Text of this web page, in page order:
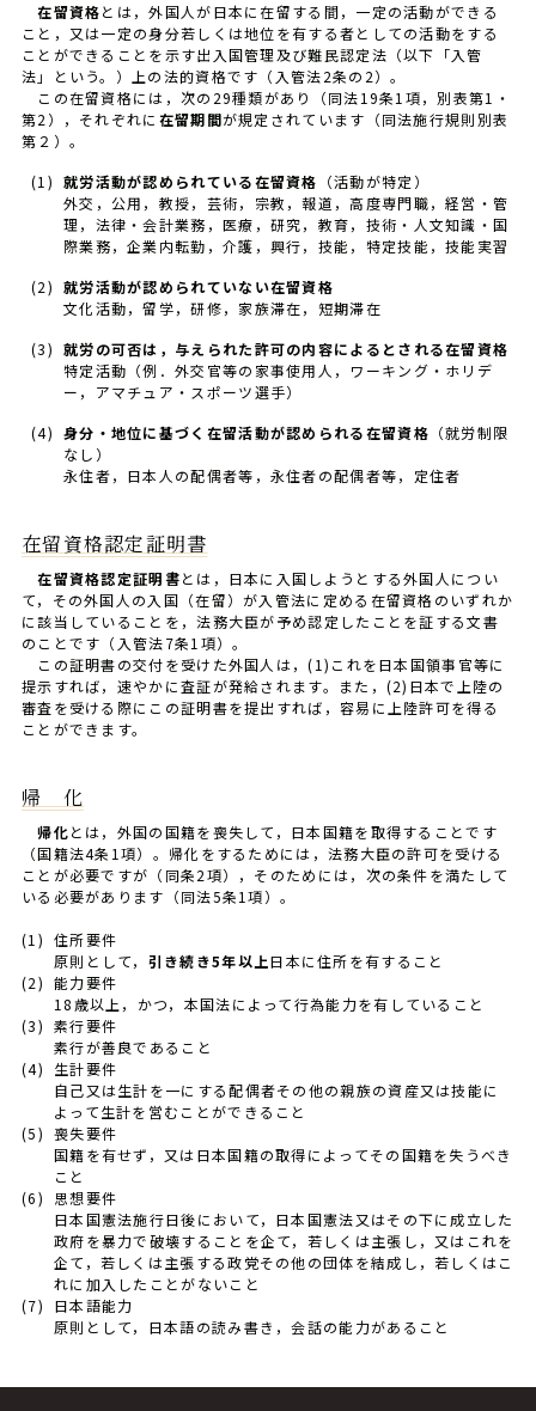
在留資格とは，外国人が日本に在留する間，一定の活動ができる
こと，又は一定の身分若しくは地位を有する者としての活動をする
ことができることを示す出入国管理及び難民認定法（以下「入管
法」という。）上の法的資格です（入管法2条の2）。
この在留資格には，次の29種類があり（同法19条1項，別表第1・
第2），それぞれに 在留期間が規定されています（同法施行規則別表
第２）。
(1) 就労活動が認められている在留資格 （活動が特定）
外交，公用，教授，芸術，宗教，報道，高度専門職，経営・管
理，法律・会計業務，医療，研究，教育，技術・人文知識・国
際業務，企業内転勤，介護，興行，技能，特定技能，技能実習
(2) 就労活動が認められていない在留資格
文化活動，留学，研修，家族滞在，短期滞在
(3) 就労の可否は，与えられた許可の内容によるとされる在留資格
特定活動（例．外交官等の家事使用人，ワーキング・ホリデ
ー，アマチュア・スポーツ選手）
(4) 身分・地位に基づく在留活動が認められる在留資格 （就労制限
なし）
永住者，日本人の配偶者等，永住者の配偶者等，定住者
在留資格認定証明書
在留資格認定証明書とは，日本に入国しようとする外国人につい
て，その外国人の入国（在留）が入管法に定める在留資格のいずれか
に該当していることを，法務大臣が予め認定したことを証する文書
のことです（入管法7条1項）。
この証明書の交付を受けた外国人は，(1)これを日本国領事官等に
提示すれば，速やかに査証が発給されます。また，(2)日本で上陸の
審査を受ける際にこの証明書を提出すれば，容易に上陸許可を得る
ことができます。
帰 化
帰化とは，外国の国籍を喪失して，日本国籍を取得することです
（国籍法4条1項）。帰化をするためには，法務大臣の許可を受ける
ことが必要ですが（同条2項），そのためには，次の条件を満たして
いる必要があります（同法5条1項）。
(1) 住所要件
原則として， 引き続き5年以上日本に住所を有すること
(2) 能力要件
18歳以上，かつ，本国法によって行為能力を有していること
(3) 素行要件
素行が善良であること
(4)
生計要件
自己又は生計を一にする配偶者その他の親族の資産又は技能に
よって生計を営むことができること
(5) 喪失要件
国籍を有せず，又は日本国籍の取得によってその国籍を失うべき
こと
(6)
思想要件
日本国憲法施行日後において，日本国憲法又はその下に成立した
政府を暴力で破壊することを企て，若しくは主張し，又はこれを
企て，若しくは主張する政党その他の団体を結成し，若しくはこ
れに加入したことがないこと
(7)
日本語能力
原則として，日本語の読み書き，会話の能力があること